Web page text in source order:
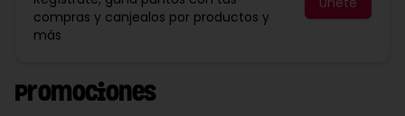
compras y canjealos por productos y
más
Promociones